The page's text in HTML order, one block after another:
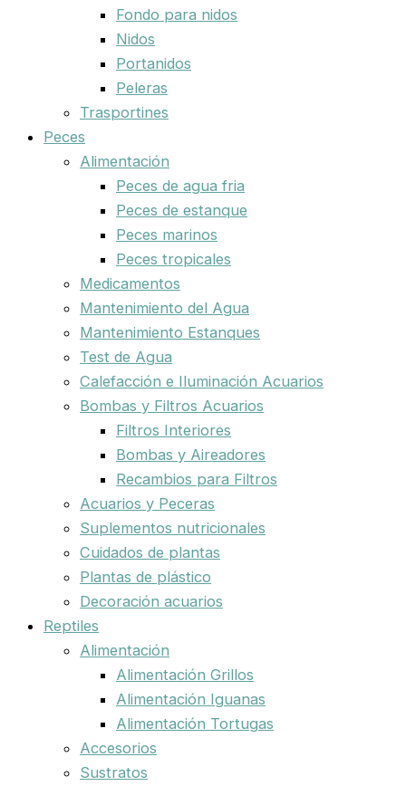
Fondo para nidos
Nidos
Portanidos
Peleras
Trasportines
Peces
Alimentación
Peces de agua fria
Peces de estanque
Peces marinos
Peces tropicales
Medicamentos
Mantenimiento del Agua
Mantenimiento Estanques
Test de Agua
Calefacción e Iluminación Acuarios
Bombas y Filtros Acuarios
Filtros Interiores
Bombas y Aireadores
Recambios para Filtros
Acuarios y Peceras
Suplementos nutricionales
Cuidados de plantas
Plantas de plástico
Decoración acuarios
Reptiles
Alimentación
Alimentación Grillos
Alimentación Iguanas
Alimentación Tortugas
Accesorios
Sustratos